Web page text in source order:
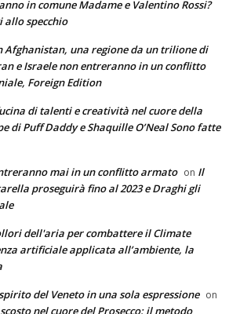
in comune Madame e Valentino Rossi?
allo specchio
Afghanistan, una regione da un trilione di
e Israele non entreranno in un conflitto
Foreign Edition
di talenti e creatività nel cuore della
di Puff Daddy e Shaquille O’Neal Sono fatte
mai in un conflitto armato on Il
proseguirà fino al 2023 e Draghi gli
dell'aria per combattere il Climate
artificiale applicata all’ambiente, la
del Veneto in una sola espressione on
nel cuore del Prosecco: il metodo